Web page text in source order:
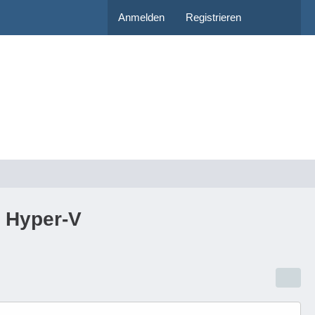
Anmelden Registrieren
V